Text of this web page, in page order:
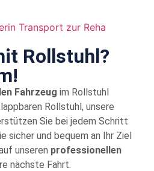
Rollstuhl?
Fahrzeug im Rollstuhl
Rollstuhl, unsere
Sie bei jedem Schritt
sicher und bequem an Ihr Ziel
unseren professionellen
nächste Fahrt.